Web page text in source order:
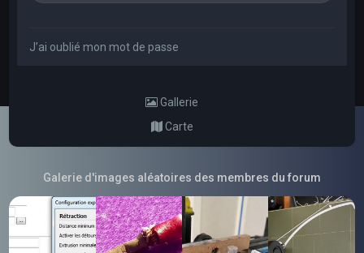
J’ai oublié mon mot de passe
Gallerie
Carte
Galerie d'images aléatoires des membres du forum